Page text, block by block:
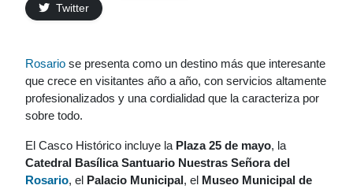
Twitter
Rosario se presenta como un destino más que interesante
que crece en visitantes año a año, con servicios altamente
profesionalizados y una cordialidad que la caracteriza por
sobre todo.
El Casco Histórico incluye la Plaza 25 de mayo, la
Catedral Basílica Santuario Nuestras Señora del
Rosario, el Palacio Municipal, el Museo Municipal de